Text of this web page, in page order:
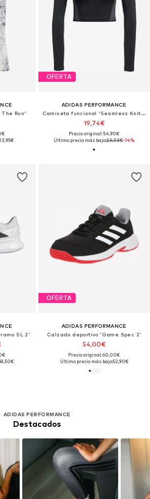
Run'
OFERTA
ADIDAS PERFORMANCE
Camiseta funcional 'Seamless Knitted Long Sleeve'
19,74€
Precio original: 54,90€
Último precio más bajo:23,03€-14%
SL 2'
OFERTA
ADIDAS PERFORMANCE
Calzado deportivo 'Game Spec 2'
54,00€
Precio original: 60,00€
Último precio más bajo:52,90€
ADIDAS PERFORMANCE
Destacados